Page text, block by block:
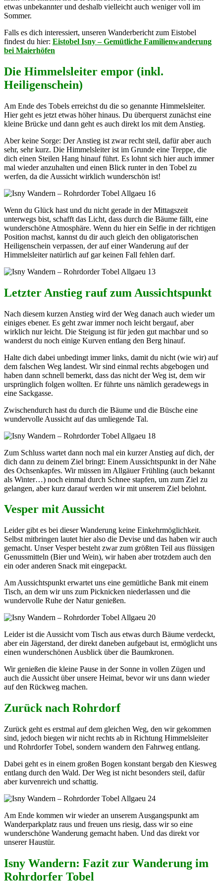
etwas unbekannter und deshalb vielleicht auch weniger voll im
Sommer.
Falls es dich interessiert, unseren Wanderbericht zum Eistobel
findest du hier: Eistobel Isny – Gemütliche Familienwanderung
bei Maierhöfen
Die Himmelsleiter empor (inkl.
Heiligenschein)
Am Ende des Tobels erreichst du die so genannte Himmelsleiter.
Hier geht es jetzt etwas höher hinaus. Du überquerst zunächst eine
kleine Brücke und dann geht es auch direkt los mit dem Anstieg.
Aber keine Sorge: Der Anstieg ist zwar recht steil, dafür aber auch
sehr, sehr kurz. Die Himmelsleiter ist im Grunde eine Treppe, die
dich einen Steilen Hang hinauf führt. Es lohnt sich hier auch immer
mal wieder anzuhalten und einen Blick runter in den Tobel zu
werfen, da die Aussicht wirklich wunderschön ist!
Wenn du Glück hast und du nicht gerade in der Mittagszeit
unterwegs bist, schafft das Licht, dass durch die Bäume fällt, eine
wunderschöne Atmosphäre. Wenn du hier ein Selfie in der richtigen
Position machst, kannst du dir auch gleich den obligatorischen
Heiligenschein verpassen, der auf einer Wanderung auf der
Himmelsleiter natürlich auf gar keinen Fall fehlen darf.
Letzter Anstieg rauf zum Aussichtspunkt
Nach diesem kurzen Anstieg wird der Weg danach auch wieder um
einiges ebener. Es geht zwar immer noch leicht bergauf, aber
wirklich nur leicht. Die Steigung ist für jeden gut machbar und so
wanderst du noch einige Kurven entlang den Berg hinauf.
Halte dich dabei unbedingt immer links, damit du nicht (wie wir) auf
dem falschen Weg landest. Wir sind einmal rechts abgebogen und
haben dann schnell bemerkt, dass das nicht der Weg ist, dem wir
ursprünglich folgen wollten. Er führte uns nämlich geradewegs in
eine Sackgasse.
Zwischendurch hast du durch die Bäume und die Büsche eine
wundervolle Aussicht auf das umliegende Tal.
Zum Schluss wartet dann noch mal ein kurzer Anstieg auf dich, der
dich dann zu deinem Ziel bringt: Einem Aussichtspunkt in der Nähe
des Ochsenkapfes. Wir müssen im Allgäuer Frühling (auch bekannt
als Winter…) noch einmal durch Schnee stapfen, um zum Ziel zu
gelangen, aber kurz darauf werden wir mit unserem Ziel belohnt.
Vesper mit Aussicht
Leider gibt es bei dieser Wanderung keine Einkehrmöglichkeit.
Selbst mitbringen lautet hier also die Devise und das haben wir auch
gemacht. Unser Vesper besteht zwar zum größten Teil aus flüssigen
Genussmitteln (Bier und Wein), wir haben aber trotzdem auch den
ein oder anderen Snack mit eingepackt.
Am Aussichtspunkt erwartet uns eine gemütliche Bank mit einem
Tisch, an dem wir uns zum Picknicken niederlassen und die
wundervolle Ruhe der Natur genießen.
Leider ist die Aussicht vom Tisch aus etwas durch Bäume verdeckt,
aber ein Jägerstand, der direkt daneben aufgebaut ist, ermöglicht uns
einen wunderschönen Ausblick über die Baumkronen.
Wir genießen die kleine Pause in der Sonne in vollen Zügen und
auch die Aussicht über unsere Heimat, bevor wir uns dann wieder
auf den Rückweg machen.
Zurück nach Rohrdorf
Zurück geht es erstmal auf dem gleichen Weg, den wir gekommen
sind, jedoch biegen wir nicht rechts ab in Richtung Himmelsleiter
und Rohrdorfer Tobel, sondern wandern den Fahrweg entlang.
Dabei geht es in einem großen Bogen konstant bergab den Kiesweg
entlang durch den Wald. Der Weg ist nicht besonders steil, dafür
aber kurvenreich und schattig.
Am Ende kommen wir wieder an unserem Ausgangspunkt am
Wanderparkplatz raus und freuen uns riesig, dass wir so eine
wunderschöne Wanderung gemacht haben. Und das direkt vor
unserer Haustür.
Isny Wandern: Fazit zur Wanderung im
Rohrdorfer Tobel